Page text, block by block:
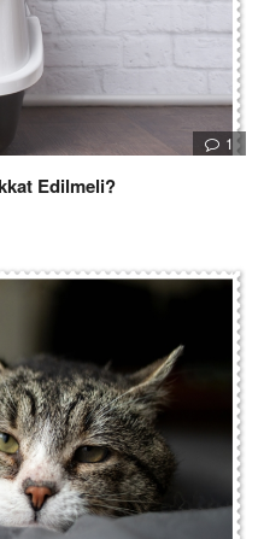
1
Edilmeli?